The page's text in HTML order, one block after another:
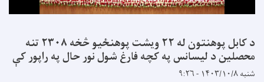
د کابل پوهنتون له ۲۲ ویشت پوهنځیو څخه ۲۳۰۸ تنه
محصلین د لیسانس په کچه فارغ شول نور حال په راپور کې
شنبه ۱۴۰۳/۱۰/۸ - ۹:۲۶